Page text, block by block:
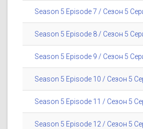
Season 5 Episode 7 / Сезон 5
Season 5 Episode 8 / Сезон 5
Season 5 Episode 9 / Сезон 5
Season 5 Episode 10 / Сезон 5
Season 5 Episode 11 / Сезон 5
Season 5 Episode 12 / Сезон 5